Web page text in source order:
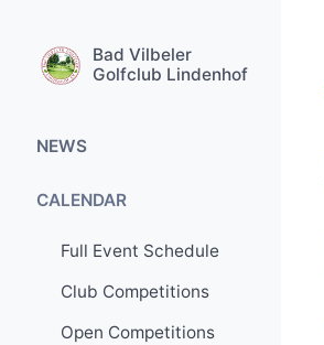
Bad Vilbeler
Golfclub Lindenhof
NEWS
General Information
CALENDAR
Full Event Schedule
Club Competitions
Open Competitions